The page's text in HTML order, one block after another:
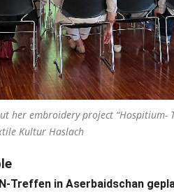
her embroidery project “Hospitium-
Kultur Haslach
Treffen in Aserbaidschan